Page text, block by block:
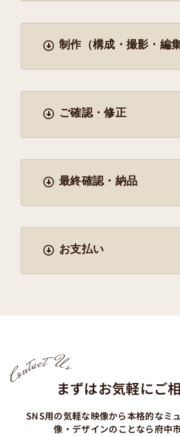
制作（構成・撮影・編集
ご確認・修正
最終確認・納品
お支払い
Contact Usまずはお気軽にご
SNS用の気軽な映像から本格的なミ
像・デザインのことなら府中